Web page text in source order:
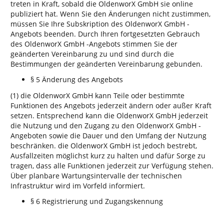
treten in Kraft, sobald die OldenworX GmbH sie online
publiziert hat. Wenn Sie den Änderungen nicht zustimmen,
müssen Sie Ihre Subskription des OldenworX GmbH -
Angebots beenden. Durch Ihren fortgesetzten Gebrauch
des OldenworX GmbH -Angebots stimmen Sie der
geänderten Vereinbarung zu und sind durch die
Bestimmungen der geänderten Vereinbarung gebunden.
§ 5 Änderung des Angebots
(1) die OldenworX GmbH kann Teile oder bestimmte
Funktionen des Angebots jederzeit ändern oder außer Kraft
setzen. Entsprechend kann die OldenworX GmbH jederzeit
die Nutzung und den Zugang zu den OldenworX GmbH -
Angeboten sowie die Dauer und den Umfang der Nutzung
beschränken. die OldenworX GmbH ist jedoch bestrebt,
Ausfallzeiten möglichst kurz zu halten und dafür Sorge zu
tragen, dass alle Funktionen jederzeit zur Verfügung stehen.
Über planbare Wartungsintervalle der technischen
Infrastruktur wird im Vorfeld informiert.
§ 6 Registrierung und Zugangskennung